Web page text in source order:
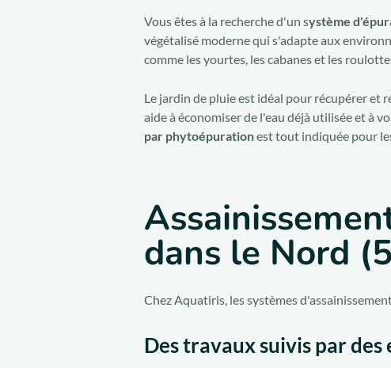
Vous êtes à la recherche d'un système
végétalisé moderne qui s'adapte aux
comme les yourtes, les cabanes et les
Le jardin de pluie est idéal pour récupérer et
aide à économiser de l'eau déjà utilisée et à
par phytoépurationest tout indiquée pour
dans le Nord
Chez Aquatiris, les systèmes
Des travaux suivis par des